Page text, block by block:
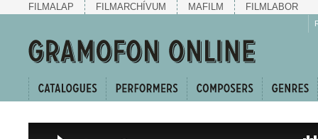
FILMALAP FILMARCHÍVUM MAFILM FILMLABOR